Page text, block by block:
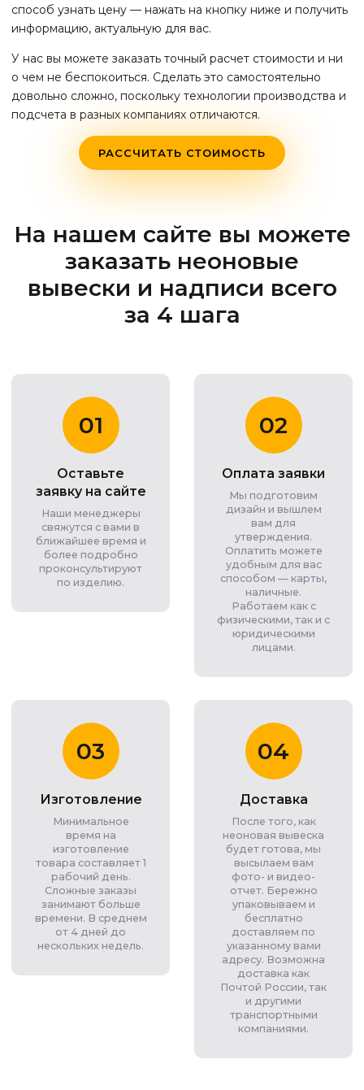
способ узнать цену — нажать на кнопку ниже и получить
информацию, актуальную для вас.
У нас вы можете заказать точный расчет стоимости и ни
о чем не беспокоиться. Сделать это самостоятельно
довольно сложно, поскольку технологии производства и
подсчета в разных компаниях отличаются.
РАССЧИТАТЬ СТОИМОСТЬ
На нашем сайте вы можете
заказать неоновые
вывески и надписи всего
за 4 шага
01
Оставьте
заявку на сайте
Наши менеджеры
свяжутся с вами в
ближайшее время и
более подробно
проконсультируют
по изделию.
02
Оплата заявки
Мы подготовим
дизайн и вышлем
вам для
утверждения.
Оплатить можете
удобным для вас
способом — карты,
наличные.
Работаем как с
физическими, так и с
юридическими
лицами.
03
Изготовление
Минимальное
время на
изготовление
товара составляет 1
рабочий день.
Сложные заказы
занимают больше
времени. В среднем
от 4 дней до
нескольких недель.
04
Доставка
После того, как
неоновая вывеска
будет готова, мы
высылаем вам
фото- и видео-
отчет. Бережно
упаковываем и
бесплатно
доставляем по
указанному вами
адресу. Возможна
доставка как
Почтой России, так
и другими
транспортными
компаниями.